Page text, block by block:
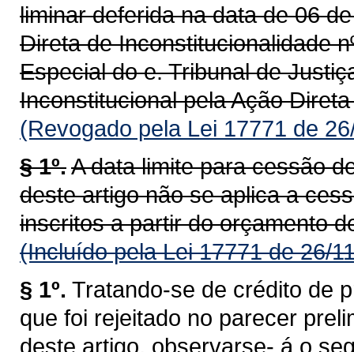
liminar deferida na data de 06
Direta de Inconstitucionalidade
Especial do e. Tribunal de
Inconstitucional pela Ação
(Revogado pela Lei 17771 de
§ 1º.A data limite para cessão
deste artigo não se aplica a
inscritos a partir do orçamento
(Incluído pela Lei 17771 de 26/
§ 1º. Tratando-se de crédito de
que foi rejeitado no parecer
deste artigo, observarse- á o